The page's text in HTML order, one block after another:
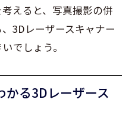
えると、写真撮影の併
3Dレーザースキャナー
でしょう。
かる3Dレーザース